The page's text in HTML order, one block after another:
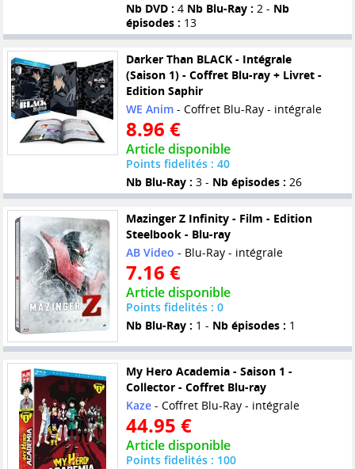
Nb DVD : 4 Nb Blu-Ray : 2 - Nb
épisodes : 13
Darker Than BLACK - Intégrale
(Saison 1) - Coffret Blu-ray + Livret -
Edition Saphir
WE Anim- Coffret Blu-Ray - intégrale
8.96 €
Article disponible
Points fidelités : 40
Nb Blu-Ray : 3 - Nb épisodes : 26
Mazinger Z Infinity - Film - Edition
Steelbook - Blu-ray
AB Video - Blu-Ray - intégrale
7.16 €
Article disponible
Points fidelités : 0
Nb Blu-Ray : 1 - Nb épisodes : 1
My Hero Academia - Saison 1 -
Collector - Coffret Blu-ray
Kaze- Coffret Blu-Ray - intégrale
44.95 €
Article disponible
Points fidelités : 100